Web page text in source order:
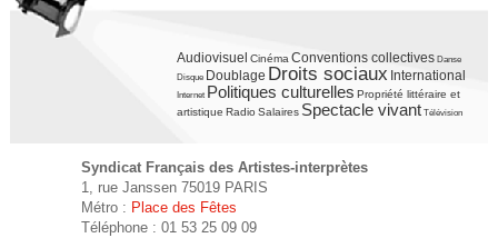
Audiovisuel Cinéma Conventions collectives Danse
Disque Doublage Droits sociaux International
Internet Politiques culturelles Propriété littéraire et
artistique Radio Salaires Spectacle vivant Télévision
Syndicat Français des Artistes-interprètes
1, rue Janssen 75019 PARIS
Métro : Place des Fêtes
Téléphone : 01 53 25 09 09